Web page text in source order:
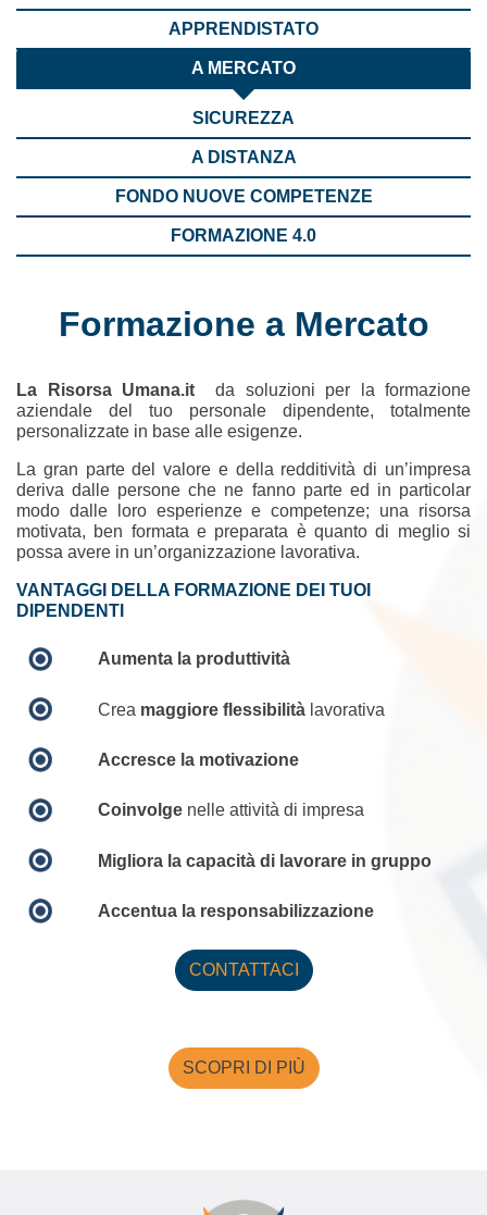
APPRENDISTATO
A MERCATO
SICUREZZA
A DISTANZA
FONDO NUOVE COMPETENZE
FORMAZIONE 4.0
Formazione a Mercato
La Risorsa Umana.it da soluzioni per la formazione
aziendale del tuo personale dipendente, totalmente
personalizzate in base alle esigenze.
La gran parte del valore e della redditività di un’impresa
deriva dalle persone che ne fanno parte ed in particolar
modo dalle loro esperienze e competenze; una risorsa
motivata, ben formata e preparata è quanto di meglio si
possa avere in un’organizzazione lavorativa.
VANTAGGI DELLA FORMAZIONE DEI TUOI
DIPENDENTI
Aumenta la produttività
Crea maggiore flessibilitàlavorativa
Accresce la motivazione
Coinvolgenelle attività di impresa
Migliora la capacità di lavorare in gruppo
Accentua la responsabilizzazione
CONTATTACI
SCOPRI DI PIÙ